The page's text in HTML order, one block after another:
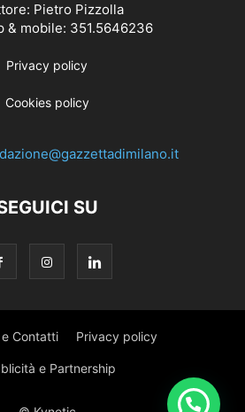
Pietro Pizzolla
& mobile: 351.5646236
Privacy policy
Cookies policy
SU
Contatti Privacy policy
e Partnership